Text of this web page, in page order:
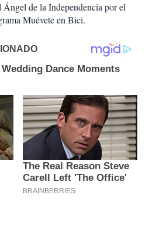
Ángel de la Independencia por el
Muévete en Bici.